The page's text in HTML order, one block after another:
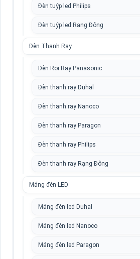
Đèn tuýp led Philips
Đèn tuýp led Rạng Đông
Đèn Thanh Ray
Đèn Rọi Ray Panasonic
Đèn thanh ray Duhal
Đèn thanh ray Nanoco
Đèn thanh ray Paragon
Đèn thanh ray Philips
Đèn thanh ray Rạng Đông
Máng đèn LED
Máng đèn led Duhal
Máng đèn led Nanoco
Máng đèn led Paragon